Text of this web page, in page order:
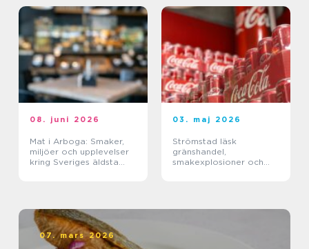
08. juni 2026
Mat i Arboga: Smaker,
miljöer och upplevelser
kring Sveriges äldsta
03. maj 2026
Strömstad läsk
gränshandel,
smakexplosioner och
07. mars 2026